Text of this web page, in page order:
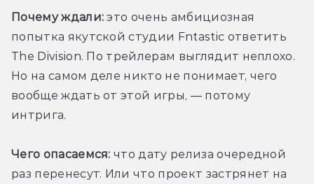
Почему ждали: это очень амбициозная
попытка якутской студии Fntastic ответить
The Division. По трейлерам выглядит неплохо.
Но на самом деле никто не понимает, чего
вообще ждать от этой игры, — потому
интрига.
Чего опасаемся: что дату релиза очередной
раз перенесут. Или что проект застрянет на